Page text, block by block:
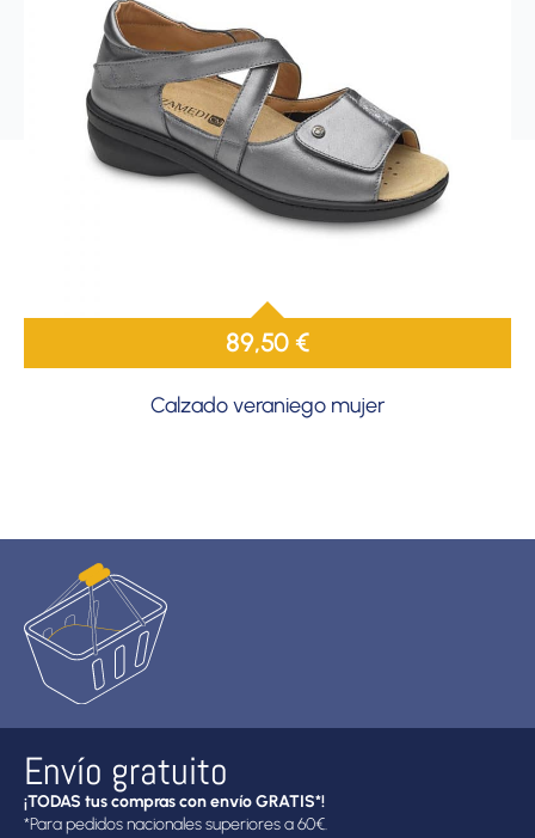
89,50€
Calzado veraniego mujer
Envío gratuito
¡TODAS tus compras con envío GRATIS*!
*Para pedidos nacionales superiores a 60€.